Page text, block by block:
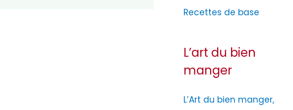
Recettes de base
L’art du bien
manger
L’Art du bien manger,